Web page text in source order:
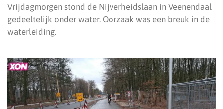
Vrijdagmorgen stond de Nijverheidslaan in Veenendaal
gedeeltelijk onder water. Oorzaak was een breuk in de
waterleiding.